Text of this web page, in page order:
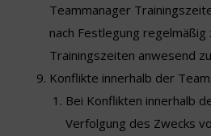
Teammanager
nach Festlegung regelmäßig
Trainingszeiten anwesend
Konflikte innerhalb der
Bei Konflikten innerhalb
Verfolgung des Zwecks